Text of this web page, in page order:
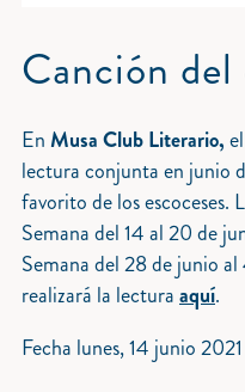
Canción
EnMusa Club Literario,
lectura conjunta en junio
favorito de los escoceses.
Semana del 14 al 20 de
Semana del 28 de junio
realizará la lecturaaquí.
Fecha lunes, 14 junio 2021